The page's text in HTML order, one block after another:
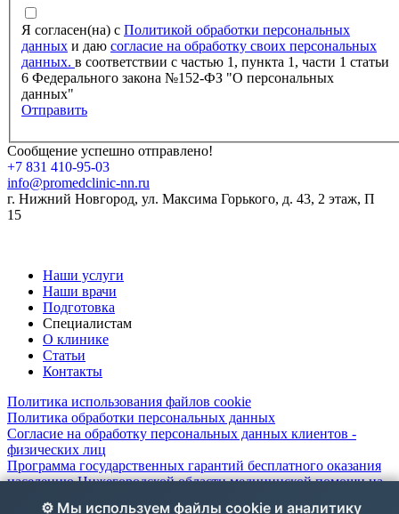
Я согласен(на) с Политикой обработки персональных
данных и даю согласие на обработку своих персональных
данных. в соответствии с частью 1, пункта 1, части 1 статьи
6 Федерального закона №152-ФЗ "О персональных
данных"
Отправить
Сообщение успешно отправлено!
+7 831 410-95-03
info@promedclinic-nn.ru
г. Нижний Новгород, ул. Максима Горького, д. 43, 2 этаж, П
15
Наши услуги
Наши врачи
Подготовка
Специалистам
О клинике
Статьи
Контакты
Политика использования файлов cookie
Политика обработки персональных данных
Согласие на обработку персональных данных клиентов -
физических лиц
Программа государственных гарантий бесплатного оказания
населению Нижегородской области медицинской помощи на
⚙️ Мы используем файлы cookie и аналитику